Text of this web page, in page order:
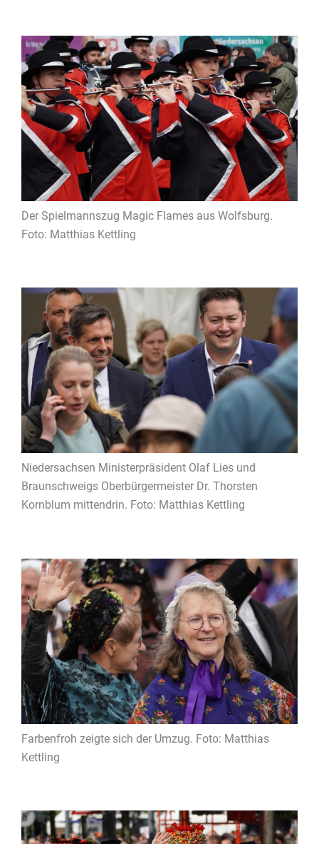
Der Spielmannszug Magic Flames aus Wolfsburg.
Foto: Matthias Kettling
Niedersachsen Ministerpräsident Olaf Lies und
Braunschweigs Oberbürgermeister Dr. Thorsten
Kornblum mittendrin. Foto: Matthias Kettling
Farbenfroh zeigte sich der Umzug. Foto: Matthias
Kettling